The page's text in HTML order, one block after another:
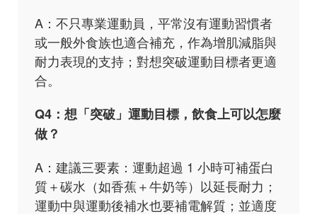
A：不只專業運動員，平常沒有運動習慣者
或一般外食族也適合補充，作為增肌減脂與
耐力表現的支持；對想突破運動目標者更適
合。
Q4：想「突破」運動目標，飲食上可以怎麼
做？
A：建議三要素：運動超過 1 小時可補蛋白
質＋碳水（如香蕉＋牛奶等）以延長耐力；
運動中與運動後補水也要補電解質；並適度